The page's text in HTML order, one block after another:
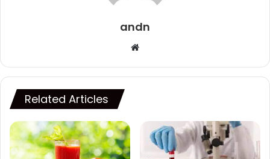
andn
Website
Related Articles